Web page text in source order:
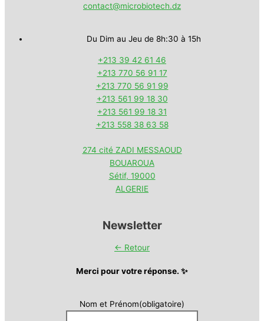
contact@microbiotech.dz
Du Dim au Jeu de 8h:30 à 15h
+213 39 42 61 46
+213 770 56 91 17
+213 770 56 91 99
+213 561 99 18 30
+213 561 99 18 31
+213 558 38 63 58
274 cité ZADI MESSAOUD
BOUAROUA
Sétif, 19000
ALGERIE
Newsletter
← Retour
Merci pour votre réponse. ✨
Nom et Prénom(obligatoire)